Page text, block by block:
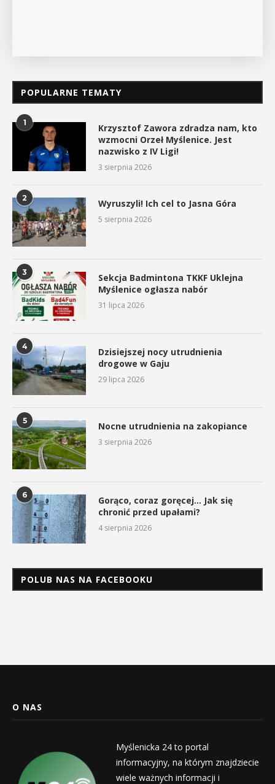
POPULARNE TEMATY
1
Krzysztof Zawora zdradza nam, kto
wzmocni Orzeł Myślenice. Jest
nazwisko z IV Ligi!
3 sierpnia 2026
2 Wyruszyli! Ich cel to Jasna Góra
5 sierpnia 2026
3
Sekcja Badmintona TKKF Uklejna
Myślenice ogłasza nabór
31 lipca 2026
4
Dzisiejszej nocy utrudnienia
drogowe w Gaju
29 lipca 2026
5 Nocne utrudnienia na zakopiance
3 sierpnia 2026
6
Gorąco, coraz goręcej… Jak się
chronić przed upałami?
4 sierpnia 2026
POLUB NAS NA FACEBOOKU
O NAS
Myślenicka 24 to portal
informacyjny, na którym znajdziecie
wiele ważnych informacji i